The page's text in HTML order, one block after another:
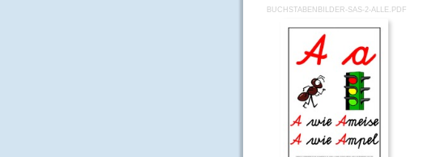
BUCHSTABENBILDER-SAS-2-ALLE.PDF